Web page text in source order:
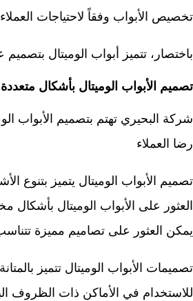
تخصيص الأبواب وفقاً لاحتياجات
باختصار، تتميز أبواب الوميتال
تصميم الأبواب الوميتال بأشكال
شركة البحيري تهتم بتصميم الأبواب
رضا العملاء
تصميم الأبواب الوميتال يتميز بتنوع
العثور على الأبواب الوميتال بأشكال
يمكن العثور على تصاميم مميزة
تصميمات الأبواب الوميتال تتميز
للاستخدام في الأماكن ذات الظروف